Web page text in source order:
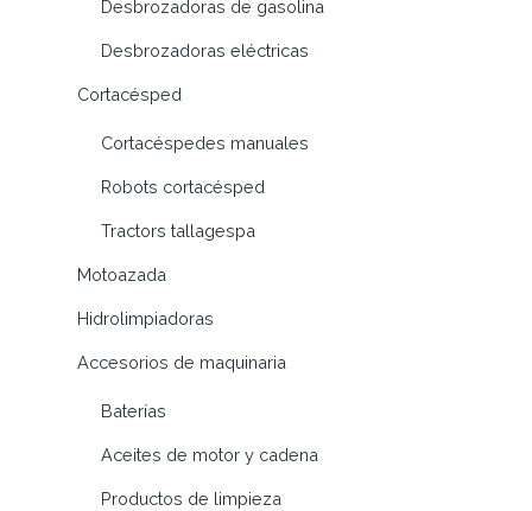
Desbrozadoras de gasolina
Desbrozadoras eléctricas
Cortacésped
Cortacéspedes manuales
Robots cortacésped
Tractors tallagespa
Motoazada
Hidrolimpiadoras
Accesorios de maquinaria
Baterías
Aceites de motor y cadena
Productos de limpieza